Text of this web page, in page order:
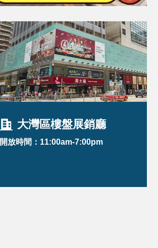
大灣區樓盤展銷廳
開放時間：11:00am-7:00pm